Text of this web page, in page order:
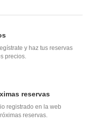
y haz tus reservas
precios.
reservas
registrado en la web
reservas.